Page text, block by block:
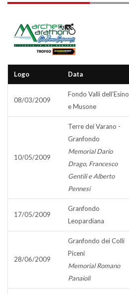
Logo Data
08/03/2009
Fondo Valli dell'Esino
e Musone
10/05/2009
Terre dei Varano -
Granfondo
Memorial Dario
Drago, Francesco
Gentili e Alberto
Pennesi
17/05/2009
Granfondo
Leopardiana
28/06/2009
Granfondo dei Colli
Piceni
Memorial Romano
Panaioli